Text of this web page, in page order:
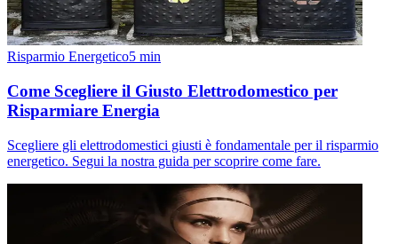
Risparmio Energetico5 min
Come Scegliere il Giusto Elettrodomestico per
Risparmiare Energia
Scegliere gli elettrodomestici giusti è fondamentale per il risparmio
energetico. Segui la nostra guida per scoprire come fare.